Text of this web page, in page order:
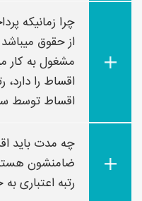
چرا زمانیکه
از حقوق
مشغول به کار
اقساط را دارد،
اقساط توسط
چه مدت باید
ضامنشون
رتبه اعتباری